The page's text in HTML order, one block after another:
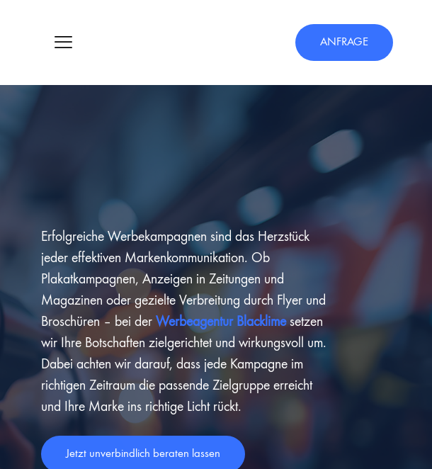
ANFRAGE
Erfolgreiche Werbekampagnen sind das Herzstück
jeder effektiven Markenkommunikation. Ob
Plakatkampagnen, Anzeigen in Zeitungen und
Magazinen oder gezielte Verbreitung durch Flyer und
Broschüren – bei der Werbeagentur Blacklimesetzen
wir Ihre Botschaften zielgerichtet und wirkungsvoll um.
Dabei achten wir darauf, dass jede Kampagne im
richtigen Zeitraum die passende Zielgruppe erreicht
und Ihre Marke ins richtige Licht rückt.
Jetzt unverbindlich beraten lassen